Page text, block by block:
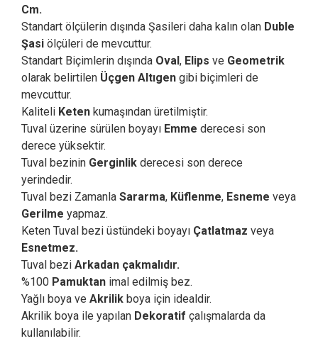
Cm.
Standart ölçülerin dışında Şasileri daha kalın olan Duble
Şasi ölçüleri de mevcuttur.
Standart Biçimlerin dışında Oval, Elips ve Geometrik
olarak belirtilen Üçgen Altıgen gibi biçimleri de
mevcuttur.
Kaliteli Keten kumaşından üretilmiştir.
Tuval üzerine sürülen boyayı Emme derecesi son
derece yüksektir.
Tuval bezinin Gerginlik derecesi son derece
yerindedir.
Tuval bezi Zamanla Sararma, Küflenme, Esneme veya
Gerilme yapmaz.
Keten Tuval bezi üstündeki boyayı Çatlatmaz veya
Esnetmez.
Tuval bezi Arkadan çakmalıdır.
%100 Pamuktan imal edilmiş bez.
Yağlı boya ve Akrilik boya için idealdir.
Akrilik boya ile yapılan Dekoratif çalışmalarda da
kullanılabilir.